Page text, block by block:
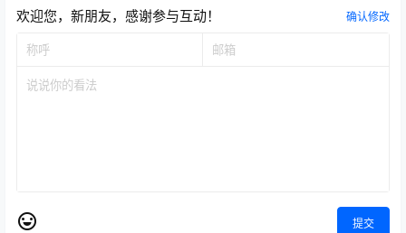
欢迎您，新朋友，感谢参与互动！ 确认修改
提交